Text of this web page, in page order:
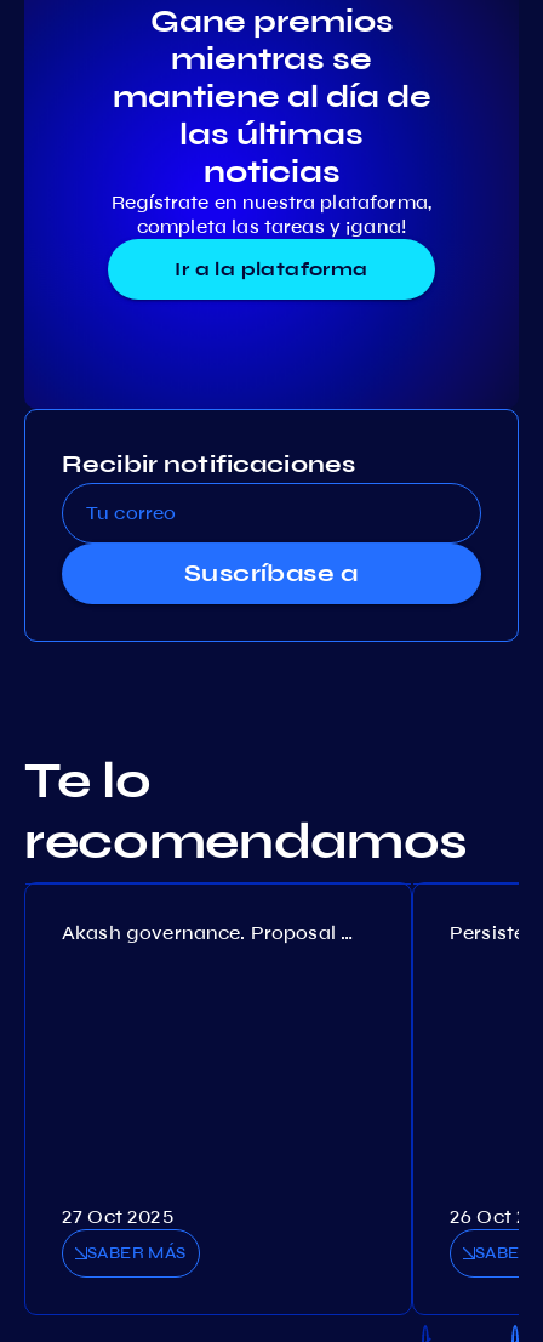
Gane premios
mientras se
mantiene al día de
las últimas
noticias
Regístrate en nuestra plataforma,
completa las tareas y ¡gana!
Ir a la plataforma
Recibir notificaciones
Suscríbase a
Te lo
recomendamos
Akash governance. Proposal №308
27 Oct 2025
SABER MÁS
26 Oct
SABER